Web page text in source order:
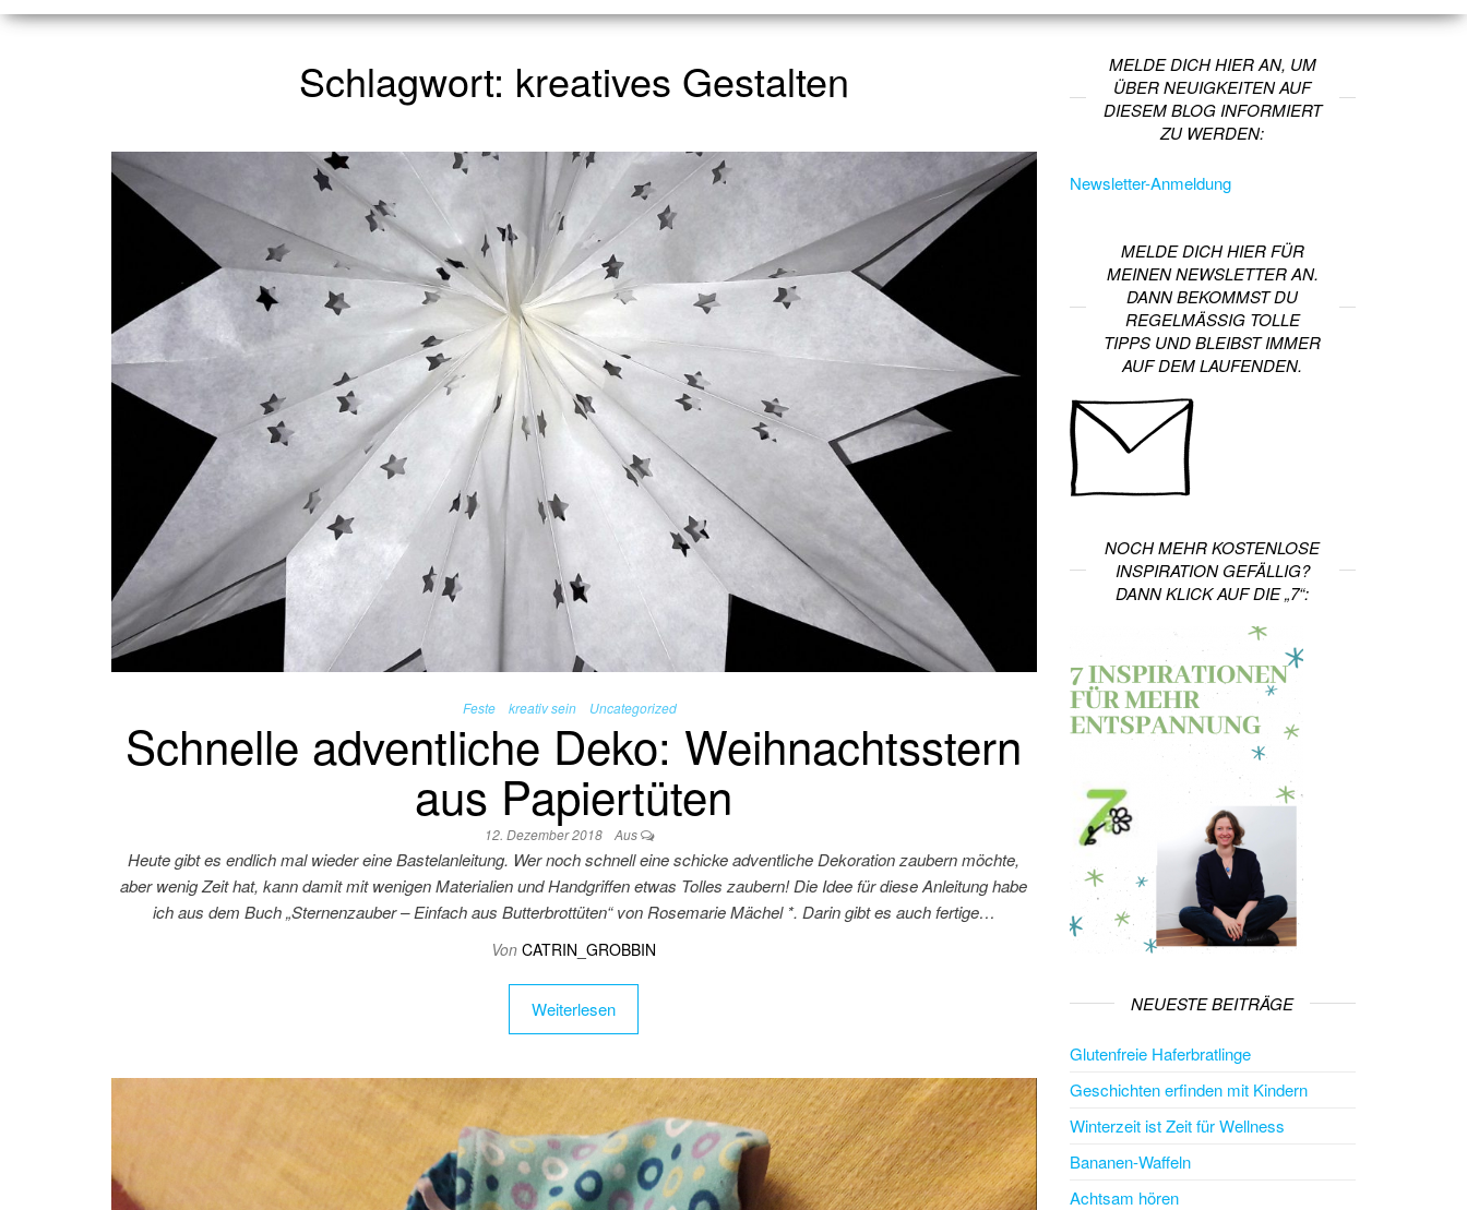
Schlagwort: kreatives Gestalten
Feste kreativ sein Uncategorized
Schnelle adventliche Deko: Weihnachtsstern
aus Papiertüten
12. Dezember 2018 Aus
Heute gibt es endlich mal wieder eine Bastelanleitung. Wer noch schnell eine schicke adventliche Dekoration zaubern möchte,
aber wenig Zeit hat, kann damit mit wenigen Materialien und Handgriffen etwas Tolles zaubern! Die Idee für diese Anleitung habe
ich aus dem Buch „Sternenzauber – Einfach aus Butterbrottüten“ von Rosemarie Mächel *. Darin gibt es auch fertige…
Von CATRIN_GROBBIN
Weiterlesen
MELDE DICH HIER AN, UM
ÜBER NEUIGKEITEN AUF
DIESEM BLOG INFORMIERT
ZU WERDEN:
Newsletter-Anmeldung
MELDE DICH HIER FÜR
MEINEN NEWSLETTER AN.
DANN BEKOMMST DU
REGELMÄSSIG TOLLE T
IPPS UND BLEIBST IMMER A
UF DEM LAUFENDEN.
NOCH MEHR KOSTENLOSE
INSPIRATION GEFÄLLIG?
DANN KLICK AUF DIE „7“:
NEUESTE BEITRÄGE
Glutenfreie Haferbratlinge
Geschichten erfinden mit Kindern
Winterzeit ist Zeit für Wellness
Bananen-Waffeln
Achtsam hören